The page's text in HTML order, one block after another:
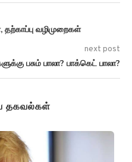
தற்காப்பு வழிமுறைகள்
next post
பசும் பாலா? பாக்கெட் பாலா?
தகவல்கள்